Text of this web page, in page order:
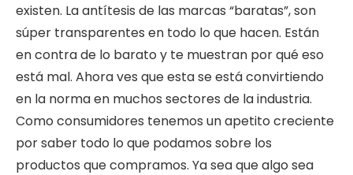
existen. La antítesis de las marcas “baratas”, son
súper transparentes en todo lo que hacen. Están
en contra de lo barato y te muestran por qué eso
está mal. Ahora ves que esta se está convirtiendo
en la norma en muchos sectores de la industria.
Como consumidores tenemos un apetito creciente
por saber todo lo que podamos sobre los
productos que compramos. Ya sea que algo sea